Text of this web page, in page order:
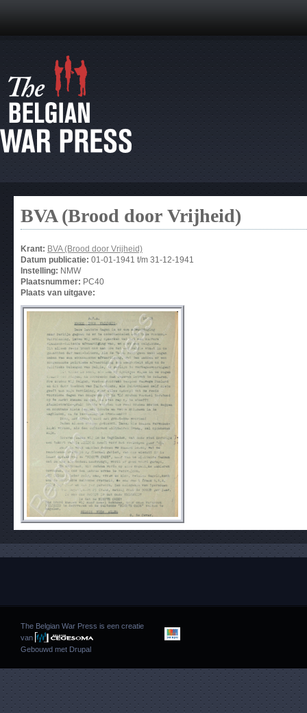
BVA (Brood door Vrijheid)
Krant: BVA (Brood door Vrijheid)
Datum publicatie: 01-01-1941 t/m 31-12-1941
Instelling: NMW
Plaatsnummer: PC40
Plaats van uitgave:
The Belgian War Press is een creatie
van
Gebouwd met Drupal